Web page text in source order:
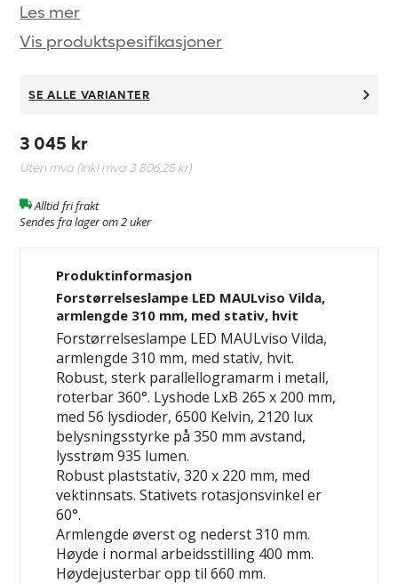
Les mer
Vis produktspesifikasjoner
SE ALLE VARIANTER
3 045 kr
Uten mva (Inkl mva 3 806,25 kr)
Alltid fri frakt
Sendes fra lager om 2 uker
Produktinformasjon
Forstørrelseslampe LED MAULviso Vilda,
armlengde 310 mm, med stativ, hvit
Forstørrelseslampe LED MAULviso Vilda,
armlengde 310 mm, med stativ, hvit.
Robust, sterk parallellogramarm i metall,
roterbar 360°. Lyshode LxB 265 x 200 mm,
med 56 lysdioder, 6500 Kelvin, 2120 lux
belysningsstyrke på 350 mm avstand,
lysstrøm 935 lumen.
Robust plaststativ, 320 x 220 mm, med
vektinnsats. Stativets rotasjonsvinkel er
60°.
Armlengde øverst og nederst 310 mm.
Høyde i normal arbeidsstilling 400 mm.
Høydejusterbar opp til 660 mm.